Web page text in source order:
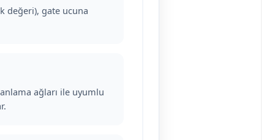
değeri), gate ucuna
ağları ile uyumlu